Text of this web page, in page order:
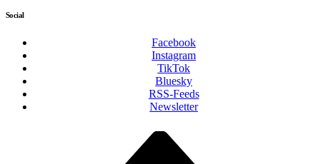
Social
Facebook
Instagram
TikTok
Bluesky
RSS-Feeds
Newsletter